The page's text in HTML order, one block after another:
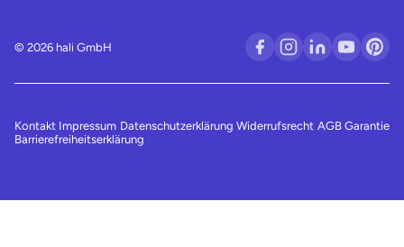
© 2026 hali GmbH
Kontakt Impressum Datenschutzerklärung Widerrufsrecht AGB Garantie
Barrierefreiheitserklärung